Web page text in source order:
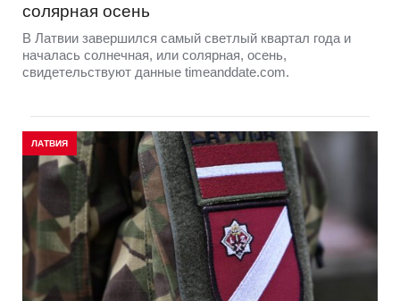
солярная осень
В Латвии завершился самый светлый квартал года и
началась солнечная, или солярная, осень,
свидетельствуют данные timeanddate.com.
ЛАТВИЯ